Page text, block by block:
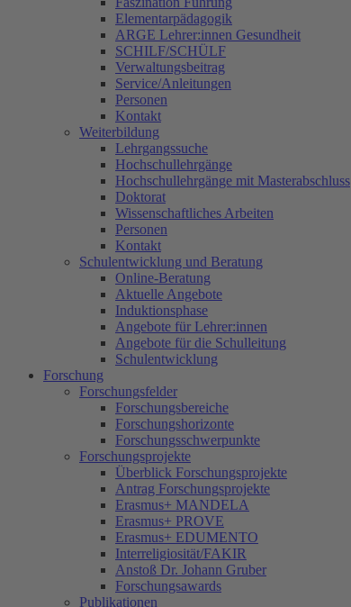
Elementarpädagogik
ARGE Lehrer:innen Gesundheit
SCHILF/SCHÜLF
Verwaltungsbeitrag
Service/Anleitungen
Personen
Kontakt
Weiterbildung
Lehrgangssuche
Hochschullehrgänge
Hochschullehrgänge mit Masterabschluss
Doktorat
Wissenschaftliches Arbeiten
Personen
Kontakt
Schulentwicklung und Beratung
Online-Beratung
Aktuelle Angebote
Induktionsphase
Angebote für Lehrer:innen
Angebote für die Schulleitung
Schulentwicklung
Forschung
Forschungsfelder
Forschungsbereiche
Forschungshorizonte
Forschungsschwerpunkte
Forschungsprojekte
Überblick Forschungsprojekte
Antrag Forschungsprojekte
Erasmus+ MANDELA
Erasmus+ PROVE
Erasmus+ EDUMENTO
Interreligiosität/FAKIR
Anstoß Dr. Johann Gruber
Forschungsawards
Publikationen